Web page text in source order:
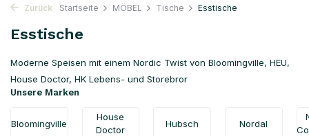
Zurück Startseite MÖBEL Tische Esstische
Esstische
Moderne Speisen mit einem Nordic Twist von Bloomingville, HEU,
House Doctor, HK Lebens- und Storebror
Unsere Marken
Bloomingville
House
Doctor
Hubsch Nordal